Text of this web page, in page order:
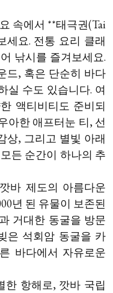
속에서 **태극권(Tai
세요. 전통 요리 클래
낚시를 즐겨보세요.
드, 혹은 단순히 바다
실 수도 있습니다. 여
액티비티도 준비되
아한 애프터눈 티, 선
상, 그리고 별빛 아래
든 순간이 하나의 추
바 제도의 아름다운
년 된 유물이 보존된
거대한 동굴을 방문
은 석회암 동굴을 카
바다에서 자유로운
한 항해로, 깟바 국립